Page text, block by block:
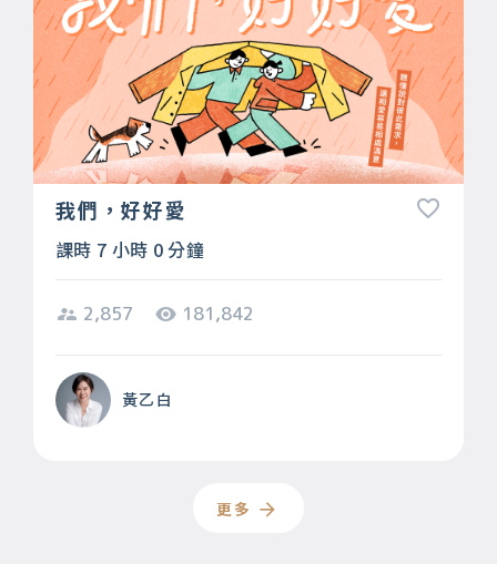
我們，好好愛
課時 7 小時 0 分鐘
2,857 181,842
黃乙白
更多